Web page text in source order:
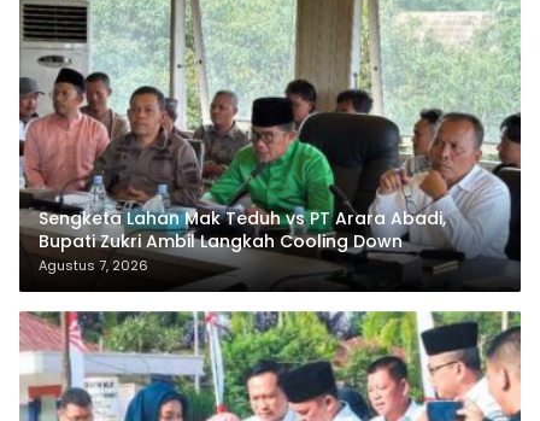
Sengketa Lahan Mak Teduh vs PT Arara Abadi,
Bupati Zukri Ambil Langkah Cooling Down
Agustus 7, 2026